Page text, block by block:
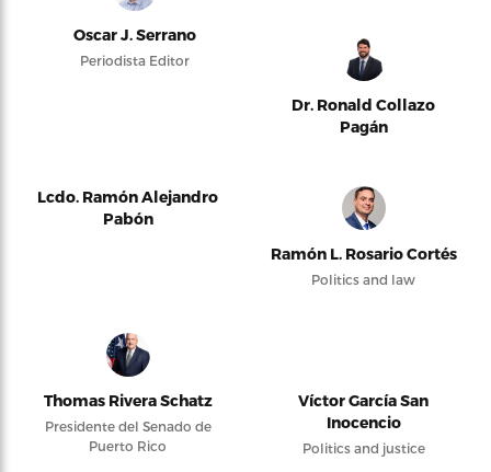
Oscar J. Serrano
Periodista Editor
Dr. Ronald Collazo
Pagán
Lcdo. Ramón Alejandro
Pabón
Ramón L. Rosario Cortés
Politics and law
Thomas Rivera Schatz
Presidente del Senado de
Puerto Rico
Víctor García San
Inocencio
Politics and justice